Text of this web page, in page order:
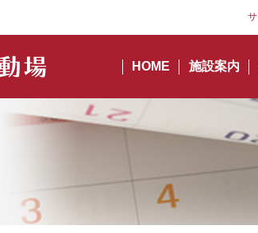
HOME 施設案内